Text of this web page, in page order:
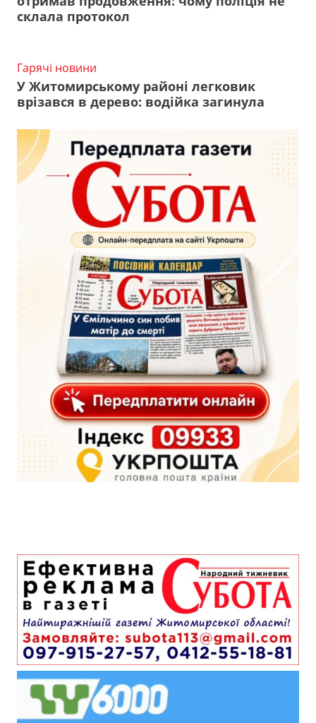
склала протокол
Гарячі новини
У Житомирському районі легковик
врізався в дерево: водійка загинула